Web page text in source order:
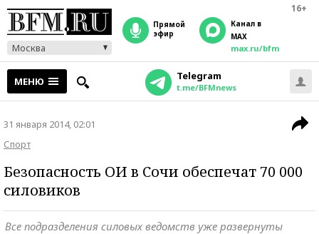
16+
Москва
прямой
эфир
Канал в
MAX
max.ru/bfm
МЕНЮ Telegram
t.me/BFMnews
31 января 2014, 02:01
Спорт
Безопасность ОИ в Сочи обеспечат 70 000
силовиков
Все подразделения силовых ведомств уже развернуты